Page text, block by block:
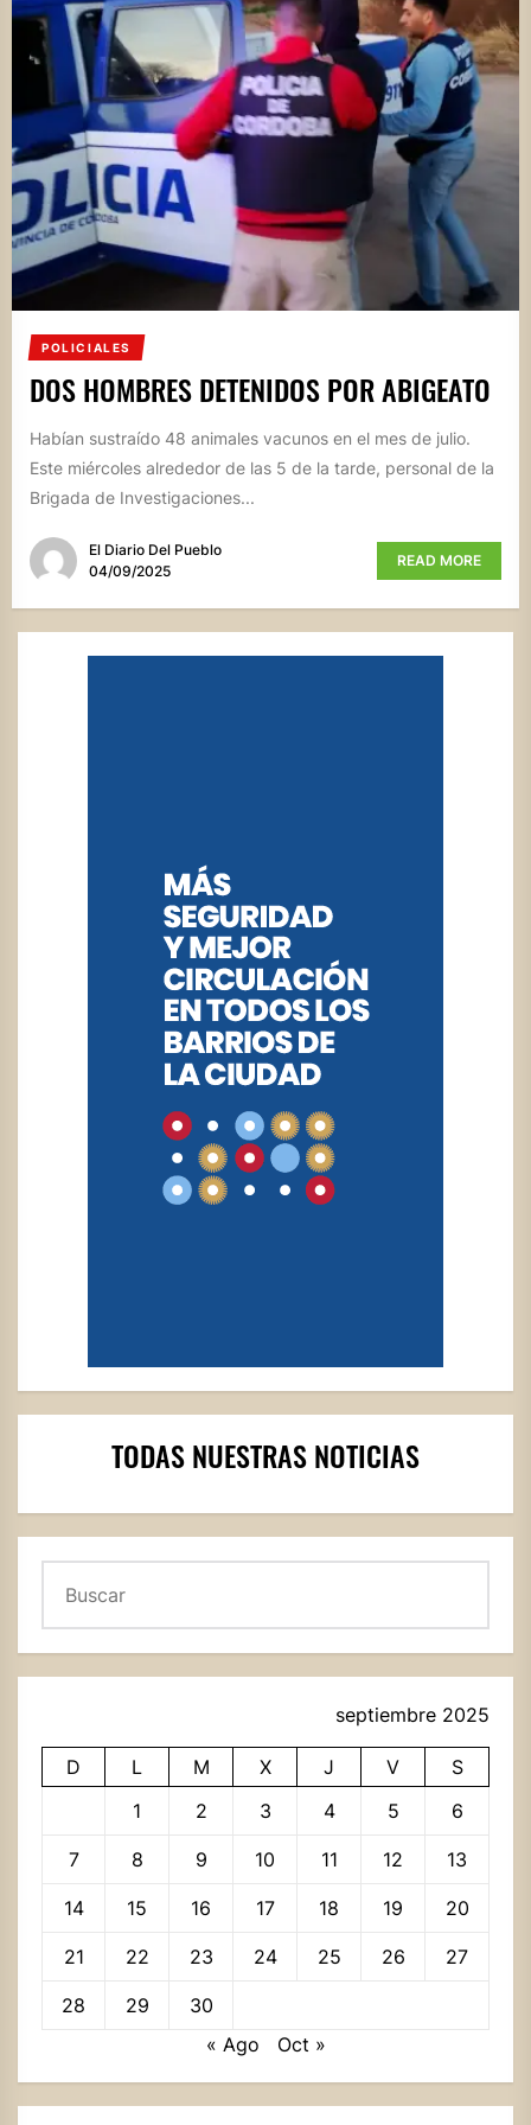
POLICIALES
DOS HOMBRES DETENIDOS POR ABIGEATO
Habían sustraído 48 animales vacunos en el mes de julio.
Este miércoles alrededor de las 5 de la tarde, personal de la
Brigada de Investigaciones...
El Diario Del Pueblo
04/09/2025
READ MORE
TODAS NUESTRAS NOTICIAS
septiembre 2025
D L M X J V
S
1
2 3 4 5 6
7 8 9 10 11 12 13
14 15 16 17 18 19 20
21 22 23 24 25 26 27
28 29
30
« Ago
Oct »